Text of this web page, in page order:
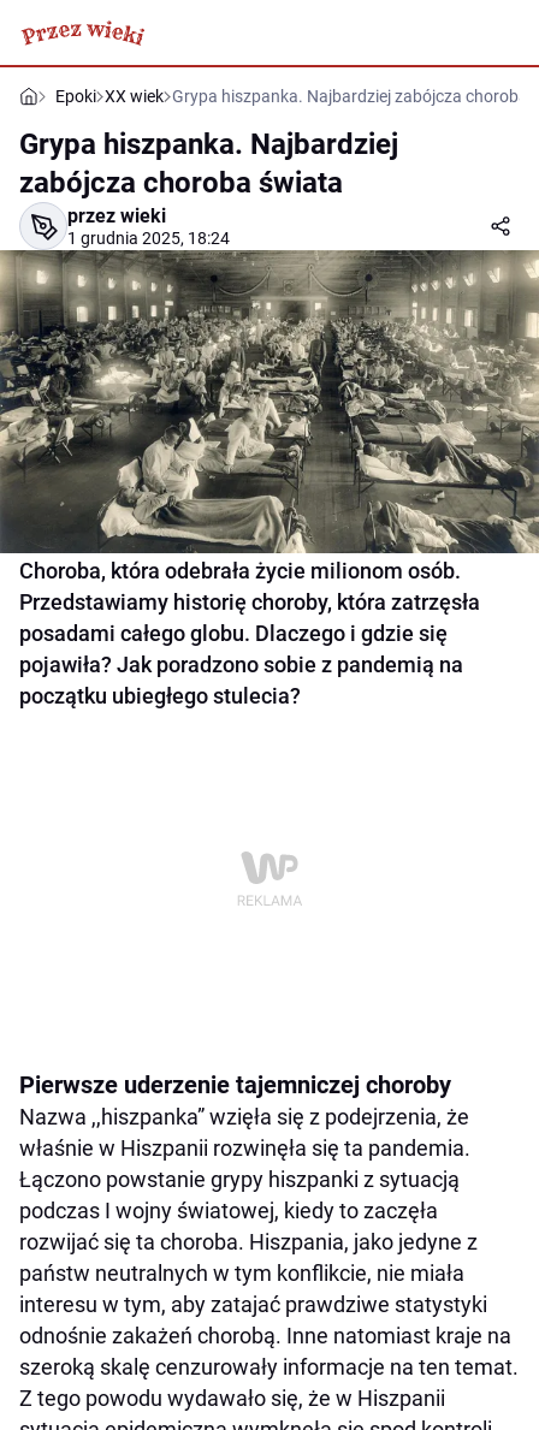
Epoki XX wiek Grypa hiszpanka. Najbardziej zabójcza choroba
Grypa hiszpanka. Najbardziej
zabójcza choroba świata
przez wieki
1 grudnia 2025, 18:24
Choroba, która odebrała życie milionom osób.
Przedstawiamy historię choroby, która zatrzęsła
posadami całego globu. Dlaczego i gdzie się
pojawiła? Jak poradzono sobie z pandemią na
początku ubiegłego stulecia?
Pierwsze uderzenie tajemniczej choroby
Nazwa ,,hiszpanka” wzięła się z podejrzenia, że
właśnie w Hiszpanii rozwinęła się ta pandemia.
Łączono powstanie grypy hiszpanki z sytuacją
podczas I wojny światowej, kiedy to zaczęła
rozwijać się ta choroba. Hiszpania, jako jedyne z
państw neutralnych w tym konflikcie, nie miała
interesu w tym, aby zatajać prawdziwe statystyki
odnośnie zakażeń chorobą. Inne natomiast kraje na
szeroką skalę cenzurowały informacje na ten temat.
Z tego powodu wydawało się, że w Hiszpanii